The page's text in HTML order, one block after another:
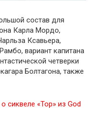
состав для
Карла Мордо,
Ксавьера,
вариант капитана
четверки
Болтагона, также
сиквеле «Тор» из God